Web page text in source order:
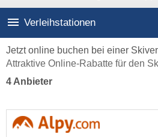
Verleihstationen
Jetzt online buchen bei einer
Attraktive Online-Rabatte für den
4 Anbieter